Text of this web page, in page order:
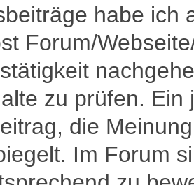
habe ich
Forum/
zu prüfen.
die
Im Forum